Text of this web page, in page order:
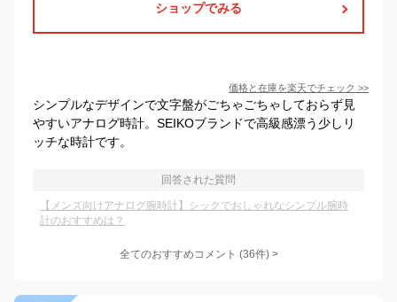
ショップでみる
価格と在庫を楽天でチェック >>
シンプルなデザインで文字盤がごちゃごちゃしておらず見
やすいアナログ時計。SEIKOブランドで高級感漂う少しリ
ッチな時計です。
回答された質問
【メンズ向けアナログ腕時計】シックでおしゃれなシンプル腕時
計のおすすめは？
全てのおすすめコメント (36件) >